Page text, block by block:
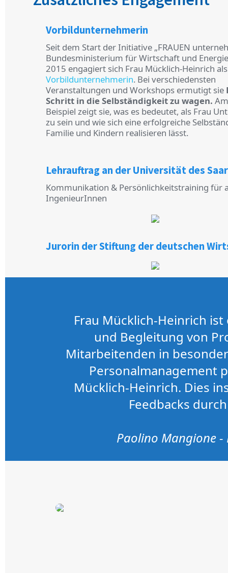
Vorbildunternehmerin
Seit dem Start der Initiative „FRAUEN
Bundesministerium für Wirtschaft und
2015 engagiert sich Frau Mücklich-Heinrich als
Vorbildunternehmerin. Bei verschiedensten
Veranstaltungen und Workshops ermutigt sie
Schritt in die Selbständigkeit zu wagen.
Beispiel zeigt sie, was es bedeutet, als Frau
zu sein und wie sich eine erfolgreiche
Familie und Kindern realisieren lässt.
Lehrauftrag an der Universität des
Kommunikation & Persönlichkeitstraining für
IngenieurInnen
Jurorin der Stiftung der deutschen
Frau Mücklich-Heinrich
und Begleitung von
Mitarbeitenden in
Personalmanagement
Mücklich-Heinrich. Dies
Feedbacks
Paolino Mangione -